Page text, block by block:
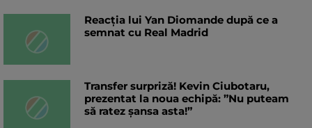
Reacția lui Yan Diomande după ce a
semnat cu Real Madrid
Transfer surpriză! Kevin Ciubotaru,
prezentat la noua echipă: ”Nu puteam
să ratez șansa asta!”